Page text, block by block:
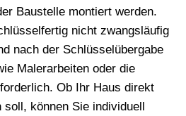
Baustelle montiert werden.
nicht zwangsläufig
nach der Schlüsselübergabe
Malerarbeiten oder die
Ob Ihr Haus direkt
soll, können Sie individuell